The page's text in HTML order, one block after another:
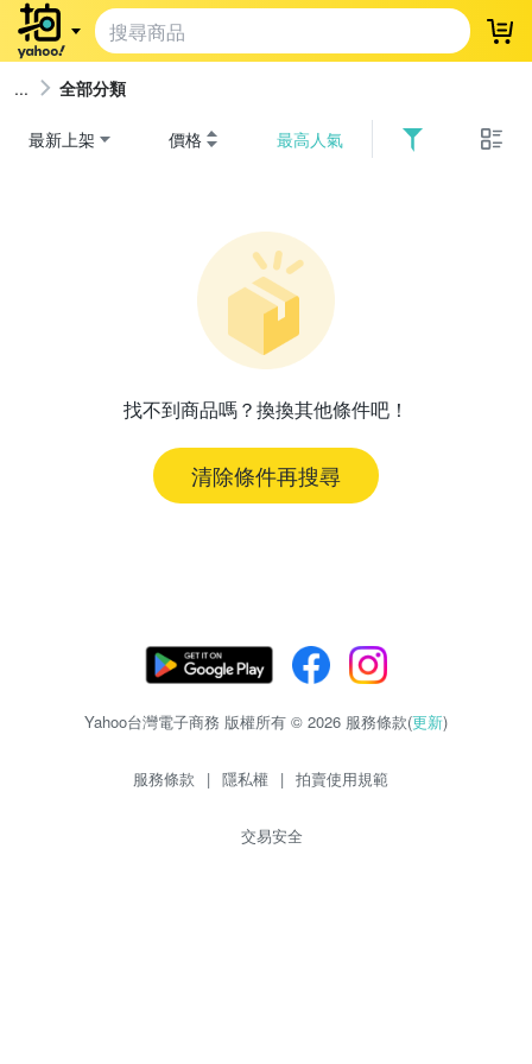
登
全部分類
最新上架 價格 最高人氣
找不到商品嗎？換換其他條件吧！
清除條件再搜尋
Yahoo台灣電子商務 版權所有 © 2026 服務條款(更新)
服務條款 | 隱私權 | 拍賣使用規範
交易安全